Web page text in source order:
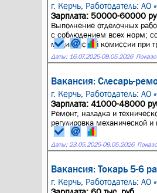
г. Керчь, Работодатель: АО
Зарплата: 50000-60000
Выполнение отделочных
с соблюдением всех норм;
медицинской комиссии при
Даты: 16.07.2025-09.05.2026
Вакансия: Слесарь-
г. Керчь, Работодатель: АО
Зарплата: 41000-48000
Ремонт, наладка и
регулировка механической
Даты: 23.05.2025-09.05.2026
Вакансия: Токарь 5-6
г. Керчь, Работодатель: АО